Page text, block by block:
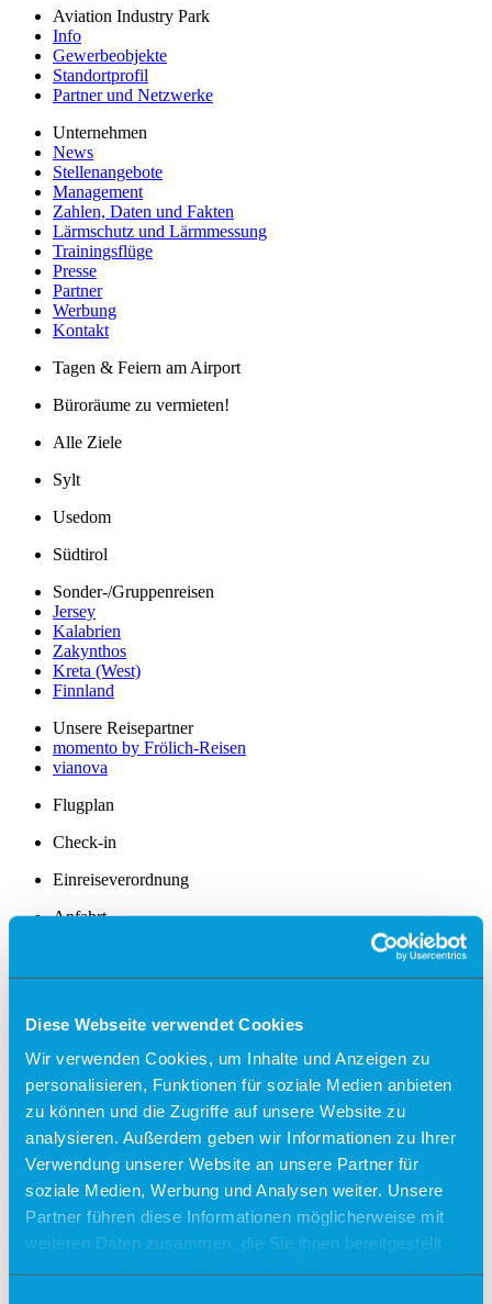
Diese Webseite verwendet Cookies
Wir verwenden Cookies, um Inhalte und Anzeigen zu
personalisieren, Funktionen für soziale Medien anbieten
zu können und die Zugriffe auf unsere Website zu
analysieren. Außerdem geben wir Informationen zu Ihrer
Verwendung unserer Website an unsere Partner für
soziale Medien, Werbung und Analysen weiter. Unsere
Partner führen diese Informationen möglicherweise mit
weiteren Daten zusammen, die Sie ihnen bereitgestellt
Aviation Industry Park
Info
Gewerbeobjekte
Standortprofil
Partner und Netzwerke
Unternehmen
News
Stellenangebote
Management
Zahlen, Daten und Fakten
Lärmschutz und Lärmmessung
Trainingsflüge
Presse
Partner
Werbung
Kontakt
Tagen & Feiern am Airport
Büroräume zu vermieten!
Alle Ziele
Sylt
Usedom
Südtirol
Sonder-/Gruppenreisen
Jersey
Kalabrien
Zakynthos
Kreta (West)
Finnland
Unsere Reisepartner
momento by Frölich-Reisen
vianova
Flugplan
Check-in
Einreiseverordnung
Anfahrt
Gepäck
Allgemein
Sicherheit
Fundsachen
Tiere
Gastronomie & Shops
Free Wifi
Info